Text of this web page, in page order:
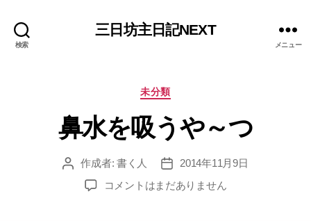
検索
三日坊主日記NEXT
メニュー
カ
ゴ
リ
未分類
鼻水を吸うや～つ
投
作成者: 書く人
投
稿
日
2014年11月9日
鼻
コメントはまだありません